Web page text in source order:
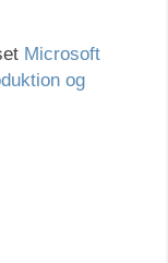
Microsoft
og